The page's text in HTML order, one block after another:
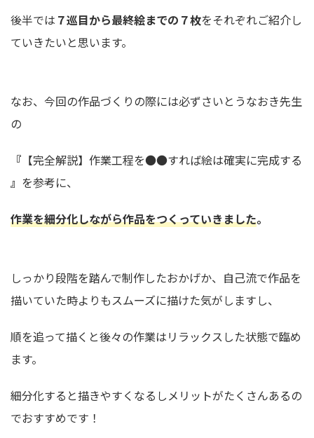
後半では ７巡目から最終絵までの７枚をそれぞれご紹介し
ていきたいと思います。
なお、今回の作品づくりの際には必ずさいとうなおき先生
の
『 【完全解説】作業工程を●●すれば絵は確実に完成する
』 を参考に、
作業を細分化しながら作品をつくっていきました。
しっかり段階を踏んで制作したおかげか、自己流で作品を
描いていた時よりもスムーズに描けた気がしますし、
順を追って描くと後々の作業はリラックスした状態で臨め
ます。
細分化すると描きやすくなるしメリットがたくさんあるの
でおすすめです！